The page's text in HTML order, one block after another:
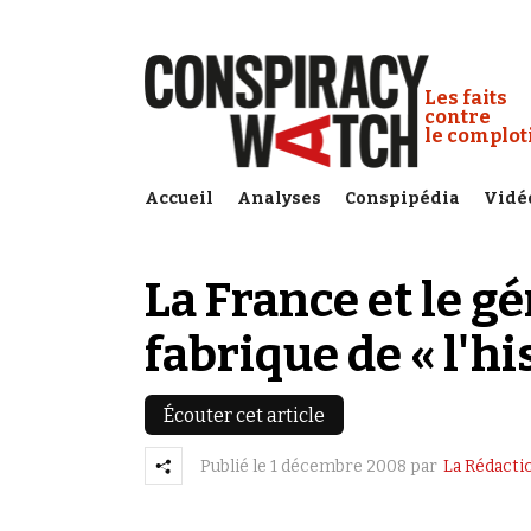
Conspiracy
Les faits
contre
le
Accueil Analyses Conspipédia
La France et le
fabrique de «
Écouter cet article
Publié le 1 décembre 2008 par La